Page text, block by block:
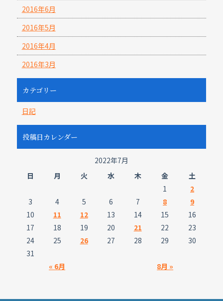
2016年6月
2016年5月
2016年4月
2016年3月
カテゴリー
日記
投稿日カレンダー
2022年7月
日
月 火 水 木 金 土
« 6月 8月 »
1
2
3
4 5 6 7 8
9
10
11 12 13 14 15
16
17
18 19 20 21 22
23
24
25 26 27 28 29
30
31